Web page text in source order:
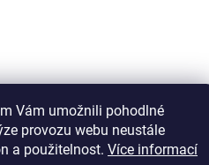
Vám umožnili pohodlné
provozu webu neustále
a použitelnost. Více informací